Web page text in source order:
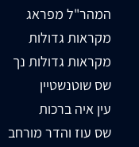
המהר"ל מפראג
מקראות גדולות
מקראות גדולות נך
שס שוטנשטיין
עין איה ברכות
שס עוז והדר מורחב